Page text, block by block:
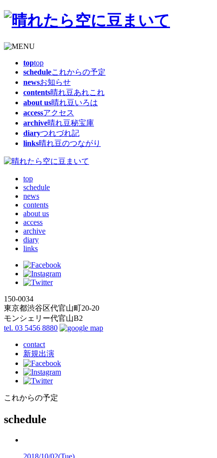
toptop
scheduleこれからの予定
newsお知らせ
contents晴れ豆あれこれ
about us晴れ豆いろは
accessアクセス
archive晴れ豆秘宝庫
diaryつれづれ記
links晴れ豆のつながり
top
schedule
news
contents
about us
access
archive
diary
links
150-0034
東京都渋谷区代官山町20-20
モンシェリー代官山B2
tel. 03 5456 8880
contact
新規出演
これからの予定
schedule
2018/10/02(Tue)